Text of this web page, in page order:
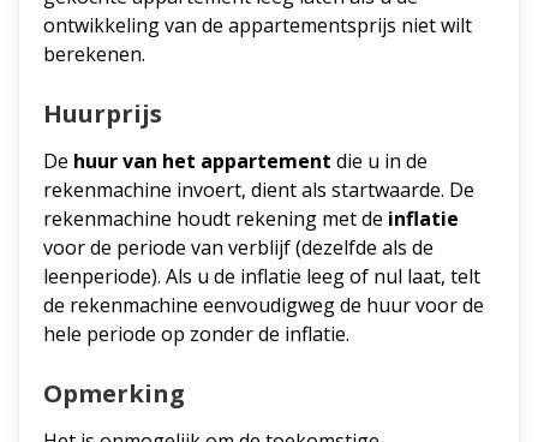
ontwikkeling van de appartementsprijs niet wilt
berekenen.
Huurprijs
De huur van het appartement die u in de
rekenmachine invoert, dient als startwaarde. De
rekenmachine houdt rekening met de inflatie
voor de periode van verblijf (dezelfde als de
leenperiode). Als u de inflatie leeg of nul laat, telt
de rekenmachine eenvoudigweg de huur voor de
hele periode op zonder de inflatie.
Opmerking